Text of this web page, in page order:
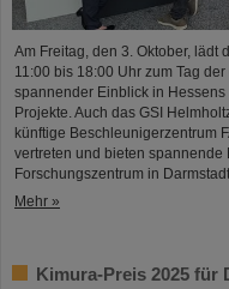
Am Freitag, den 3. Oktober, lädt
11:00 bis 18:00 Uhr zum Tag
spannender Einblick in
Projekte. Auch das GSI
künftige Beschleunigerzentrum
vertreten und bieten
Forschungszentrum in
Mehr »
Kimura-Preis 2025 für